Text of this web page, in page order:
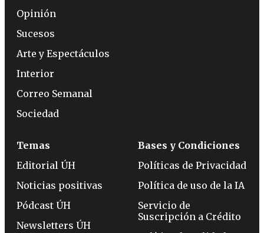
Opinión
Sucesos
Arte y Espectáculos
Interior
Correo Semanal
Sociedad
Temas
Editorial ÚH
Noticias positivas
Pódcast ÚH
Newsletters ÚH
Bases y Condiciones
Políticas de Privacidad
Política de uso de la IA
Servicio de
Suscripción a Crédito